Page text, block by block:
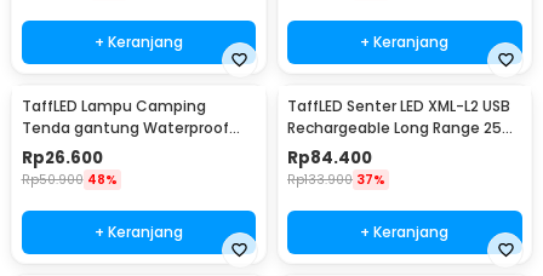
+ Keranjang + Keranjang
TaffLED Lampu Camping
Tenda gantung Waterproof
Emergency 120 Lumens - G198
Rp26.600
Rp50.900 48%
+ Keranjang
TaffLED Senter LED XML-L2 USB
Rechargeable Long Range 25W
1000 Lumens Without Battery
- XML-L2
Rp84.400
Rp133.900 37%
+ Keranjang